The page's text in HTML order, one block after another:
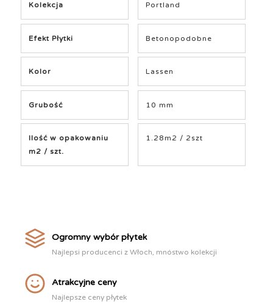
Kolekcja Portland
Efekt Płytki Betonopodobne
Kolor Lassen
Grubość 10 mm
Ilość w opakowaniu
m2 / szt.
1.28m2 / 2szt
Ogromny wybór płytek
Najlepsi producenci z Włoch, mnóstwo kolekcji
Atrakcyjne ceny
Najlepsze ceny płytek